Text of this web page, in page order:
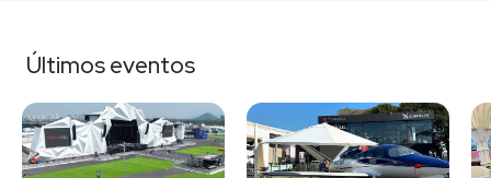
Últimos eventos